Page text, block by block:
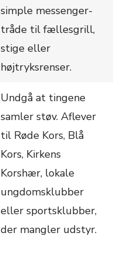
simple messenger-
tråde til fællesgrill,
stige eller
højtryksrenser.
Undgå at tingene
samler støv. Aflever
til Røde Kors, Blå
Kors, Kirkens
Korshær, lokale
ungdomsklubber
eller sportsklubber,
der mangler udstyr.